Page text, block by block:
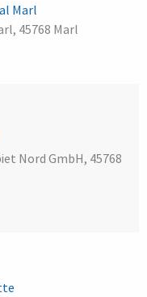
Marl
45768 Marl
Nord GmbH, 45768